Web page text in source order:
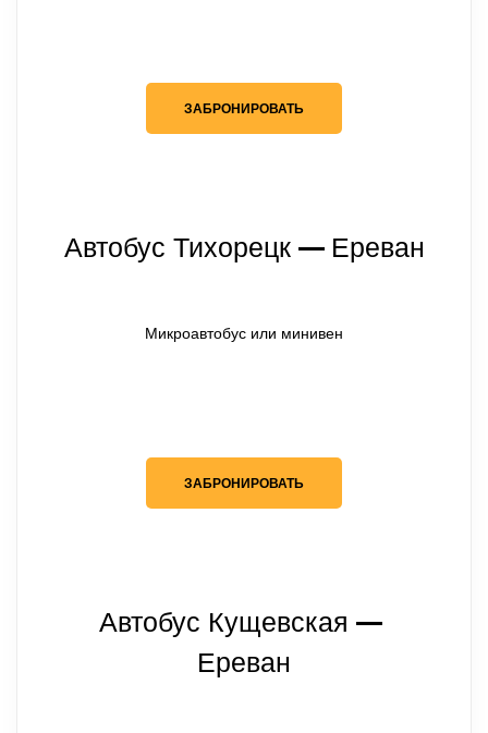
ЗАБРОНИРОВАТЬ
Автобус Тихорецк — Ереван
Микроавтобус или минивен
ЗАБРОНИРОВАТЬ
Автобус Кущевская
Ереван